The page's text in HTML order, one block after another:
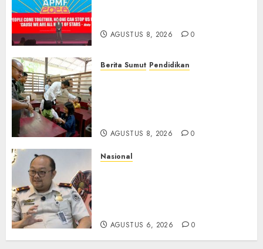
AGUSTUS 8, 2026 0
Berita Sumut Pendidikan
AGUSTUS 8, 2026 0
Nasional
AGUSTUS 6, 2026 0